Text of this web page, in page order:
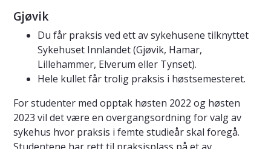
Gjøvik
Du får praksis ved ett av sykehusene tilknyttet
Sykehuset Innlandet (Gjøvik, Hamar,
Lillehammer, Elverum eller Tynset).
Hele kullet får trolig praksis i høstsemesteret.
For studenter med opptak høsten 2022 og høsten
2023 vil det være en overgangsordning for valg av
sykehus hvor praksis i femte studieår skal foregå.
Studentene har rett til praksisplass på et av